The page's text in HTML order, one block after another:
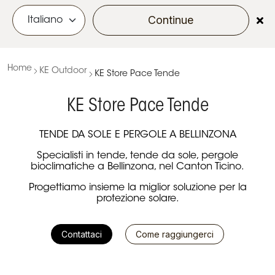
Continue
Home KE Outdoor KE Store Pace Tende
KE Store Pace Tende
TENDE DA SOLE E PERGOLE A BELLINZONA
Specialisti in tende, tende da sole, pergole
bioclimatiche a Bellinzona, nel Canton Ticino.
Progettiamo insieme la miglior soluzione per la
protezione solare.
Contattaci Come raggiungerci